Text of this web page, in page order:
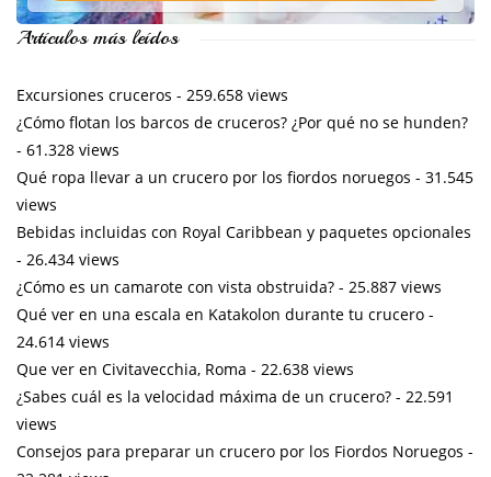
Artículos más leídos
Excursiones cruceros - 259.658 views
¿Cómo flotan los barcos de cruceros? ¿Por qué no se hunden?
- 61.328 views
Qué ropa llevar a un crucero por los fiordos noruegos - 31.545
views
Bebidas incluidas con Royal Caribbean y paquetes opcionales
- 26.434 views
¿Cómo es un camarote con vista obstruida? - 25.887 views
Qué ver en una escala en Katakolon durante tu crucero -
24.614 views
Que ver en Civitavecchia, Roma - 22.638 views
¿Sabes cuál es la velocidad máxima de un crucero? - 22.591
views
Consejos para preparar un crucero por los Fiordos Noruegos -